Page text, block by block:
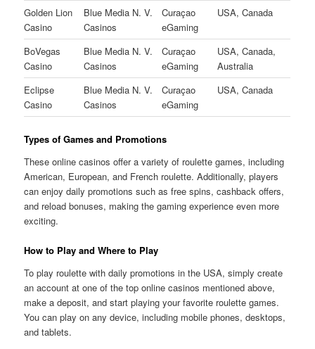
Golden Lion
Casino
Blue Media N. V.
Casinos
Curaçao
eGaming
USA, Canada
BoVegas
Casino
Blue Media N. V.
Casinos
Curaçao
eGaming
USA, Canada,
Australia
Eclipse
Casino
Blue Media N. V.
Casinos
Curaçao
eGaming
USA, Canada
Types of Games and Promotions
These online casinos offer a variety of roulette games, including
American, European, and French roulette. Additionally, players
can enjoy daily promotions such as free spins, cashback offers,
and reload bonuses, making the gaming experience even more
exciting.
How to Play and Where to Play
To play roulette with daily promotions in the USA, simply create
an account at one of the top online casinos mentioned above,
make a deposit, and start playing your favorite roulette games.
You can play on any device, including mobile phones, desktops,
and tablets.